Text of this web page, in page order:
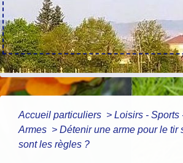
Accueil particuliers > Loisirs - Sports
Armes > Détenir une arme pour le tir
sont les règles ?